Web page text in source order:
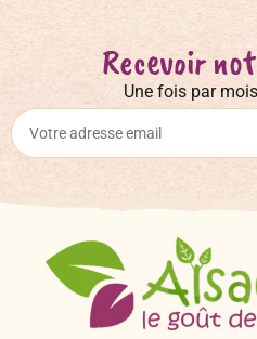
Recevoir
Une fois par